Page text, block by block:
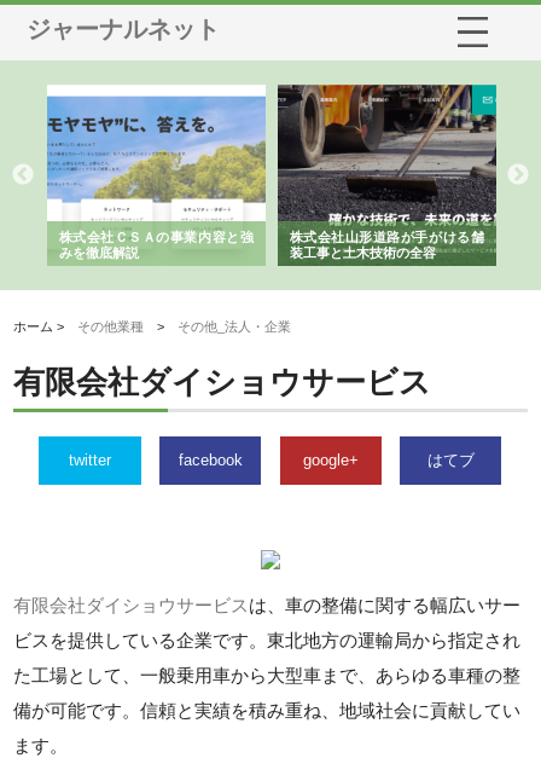
ジャーナルネット
株式会社ＣＳＡの事業内容と強
みを徹底解説
株式会社山形道路が手がける舗
装工事と土木技術の全容
ホーム > その他業種 > その他_法人・企業
有限会社ダイショウサービス
twitter facebook google+ はてブ
有限会社ダイショウサービス は、車の整備に関する幅広いサー
ビスを提供している企業です。東北地方の運輸局から指定され
た工場として、一般乗用車から大型車まで、あらゆる車種の整
備が可能です。信頼と実績を積み重ね、地域社会に貢献してい
ます。